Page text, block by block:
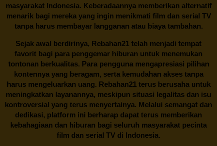
masyarakat Indonesia. Keberadaannya memberikan alternatif
menarik bagi mereka yang ingin menikmati film dan serial TV
tanpa harus membayar langganan atau biaya tambahan.
Sejak awal berdirinya, Rebahan21 telah menjadi tempat
favorit bagi para penggemar hiburan untuk menemukan
tontonan berkualitas. Para pengguna mengapresiasi pilihan
kontennya yang beragam, serta kemudahan akses tanpa
harus mengeluarkan uang. Rebahan21terus berusaha untuk
meningkatkan layanannya, meskipun situasi legalitas dan isu
kontroversial yang terus menyertainya. Melalui semangat dan
dedikasi, platform ini berharap dapat terus memberikan
kebahagiaan dan hiburan bagi seluruh masyarakat pecinta
film dan serial TV di Indonesia.